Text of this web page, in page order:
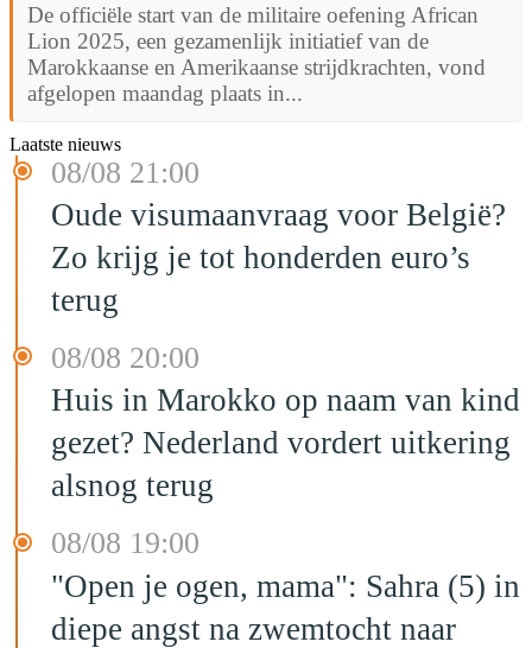
De officiële start van de militaire oefening African
Lion 2025, een gezamenlijk initiatief van de
Marokkaanse en Amerikaanse strijdkrachten, vond
afgelopen maandag plaats in...
Laatste nieuws
08/08 21:00
Oude visumaanvraag voor België?
Zo krijg je tot honderden euro’s
terug
08/08 20:00
Huis in Marokko op naam van kind
gezet? Nederland vordert uitkering
alsnog terug
08/08 19:00
"Open je ogen, mama": Sahra (5) in
diepe angst na zwemtocht naar